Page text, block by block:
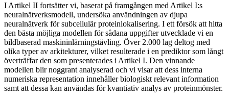
I Artikel II fortsätter vi, baserat på framgången med Artikel I:s
neuralnätverksmodell, undersöka användningen av djupa
neuralnätverk för subcellulär proteinlokalisering. I ett försök att hitta
den bästa möjliga modellen för sådana uppgifter utvecklade vi en
bildbaserad maskininlärningstävling. Över 2.000 lag deltog med
olika typer av arkitekturer, vilket resulterade i en prediktor som långt
överträffar den som presenterades i Artikel I. Den vinnande
modellen blir noggrant analyserad och vi visar att dess interna
numeriska representation innehåller biologiskt relevant information
samt att dessa kan användas för kvantiativ analys av proteinmönster.